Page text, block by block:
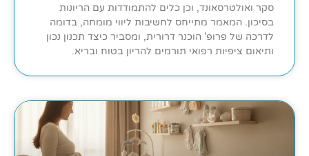
סקר ואולטרסאונד, וכן כלים להתמודדות עם הריונות
בסיכון. המאמר מתייחס לחשיבות ליווי מומחה, בדומה
לדרכה של פרופ' הוכנר דרורית, ומסביר כיצד תכנון נכון
ותיאום ציפיות רפואי תורמים להריון בטוח ובריא.